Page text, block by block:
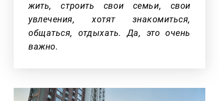
жить, строить свои семьи, свои
увлечения, хотят знакомиться,
общаться, отдыхать. Да, это очень
важно.